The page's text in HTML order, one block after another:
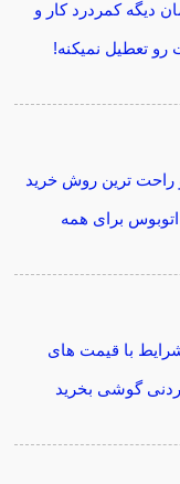
دیگه کمردرد کار و
رو تعطیل نمیکنه!
و راحت ترین روش خرید
اتوبوس برای همه
با قیمت های
گوشی بخرید